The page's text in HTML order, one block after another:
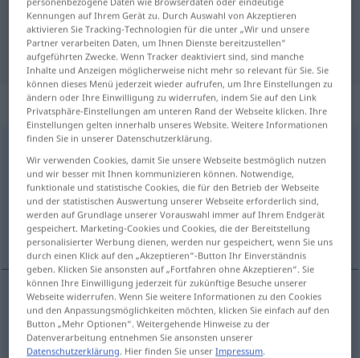
"hombro"
"hombro" Deutsch Übersetzung
„hombro“: masculino
hombro [ˈɔmbro]m
Übersicht aller Übersetzungen
(Für mehr Details die Übersetzung anklicken/antippen)
Schulter
Schulterf hombro
Kennungen auf Ihrem Gerät zu. Durch Auswahl von Akzeptieren
aktivieren Sie Tracking-Technologien für die unter „Wir und unsere
Partner verarbeiten Daten, um Ihnen Dienste bereitzustellen“
aufgeführten Zwecke. Wenn Tracker deaktiviert sind, sind manche
Inhalte und Anzeigen möglicherweise nicht mehr so relevant für Sie. Sie
können dieses Menü jederzeit wieder aufrufen, um Ihre Einstellungen zu
ändern oder Ihre Einwilligung zu widerrufen, indem Sie auf den Link
Privatsphäre-Einstellungen am unteren Rand der Webseite klicken. Ihre
Einstellungen gelten innerhalb unseres Website. Weitere Informationen
finden Sie in unserer Datenschutzerklärung.
Wir verwenden Cookies, damit Sie unsere Webseite bestmöglich nutzen
und wir besser mit Ihnen kommunizieren können. Notwendige,
funktionale und statistische Cookies, die für den Betrieb der Webseite
und der statistischen Auswertung unserer Webseite erforderlich sind,
werden auf Grundlage unserer Vorauswahl immer auf Ihrem Endgerät
gespeichert. Marketing-Cookies und Cookies, die der Bereitstellung
personalisierter Werbung dienen, werden nur gespeichert, wenn Sie uns
durch einen Klick auf den „Akzeptieren“-Button Ihr Einverständnis
geben. Klicken Sie ansonsten auf „Fortfahren ohne Akzeptieren“. Sie
können Ihre Einwilligung jederzeit für zukünftige Besuche unserer
Webseite widerrufen. Wenn Sie weitere Informationen zu den Cookies
und den Anpassungsmöglichkeiten möchten, klicken Sie einfach auf den
Button „Mehr Optionen“. Weitergehende Hinweise zu der
Datenverarbeitung entnehmen Sie ansonsten unserer
Datenschutzerklärung. Hier finden Sie unserImpressum.